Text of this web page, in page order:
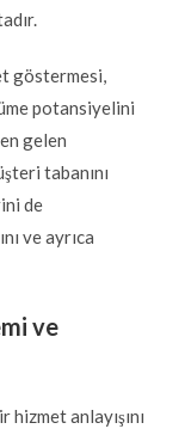
göstermesi,
potansiyelini
gelen
tabanını
de
ve ayrıca
ve
anlayışını